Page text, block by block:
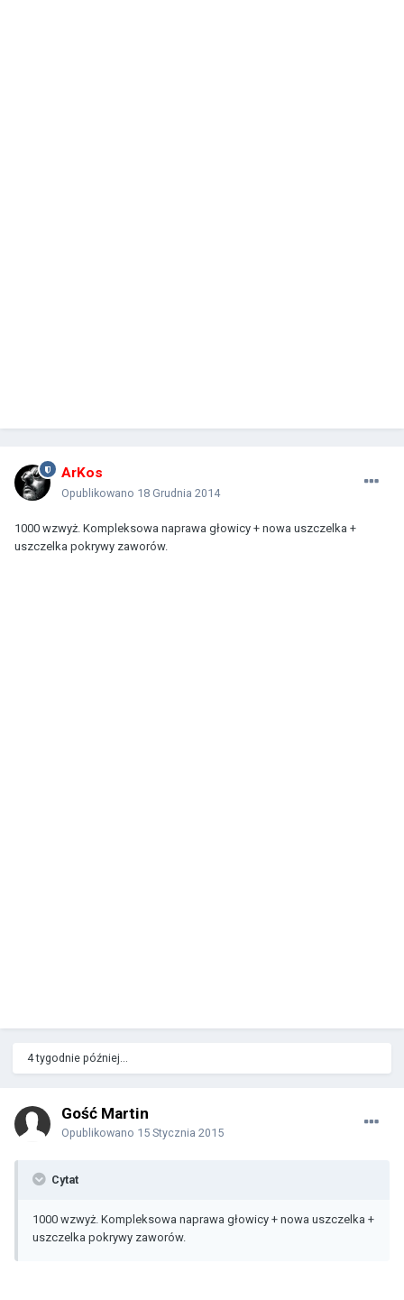
ArKos
Opublikowano 18 Grudnia 2014
1000 wzwyż. Kompleksowa naprawa głowicy + nowa uszczelka +
uszczelka pokrywy zaworów.
4 tygodnie później...
Gość Martin
Opublikowano 15 Stycznia 2015
Cytat
1000 wzwyż. Kompleksowa naprawa głowicy + nowa uszczelka +
uszczelka pokrywy zaworów.